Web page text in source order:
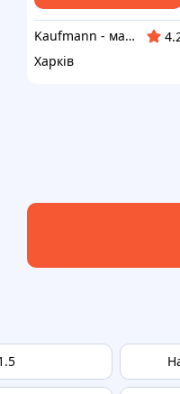
Kaufmann - магазин сантехніки
Харків